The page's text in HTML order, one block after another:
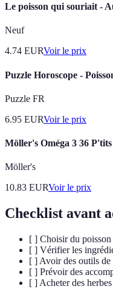
Le poisson qui souriait -
Neuf
4.74 EURVoir le prix
Puzzle Horoscope -
Puzzle FR
6.95 EURVoir le prix
Möller's Oméga 3 36
Möller's
10.83 EURVoir le prix
Checklist avant
[ ] Choisir du
[ ] Vérifier les
[ ] Avoir des outils de
[ ] Prévoir des
[ ] Acheter des